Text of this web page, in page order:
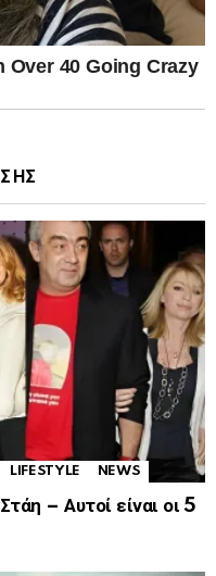
LIFESTYLE NEWS
– Αυτοί είναι οι 5